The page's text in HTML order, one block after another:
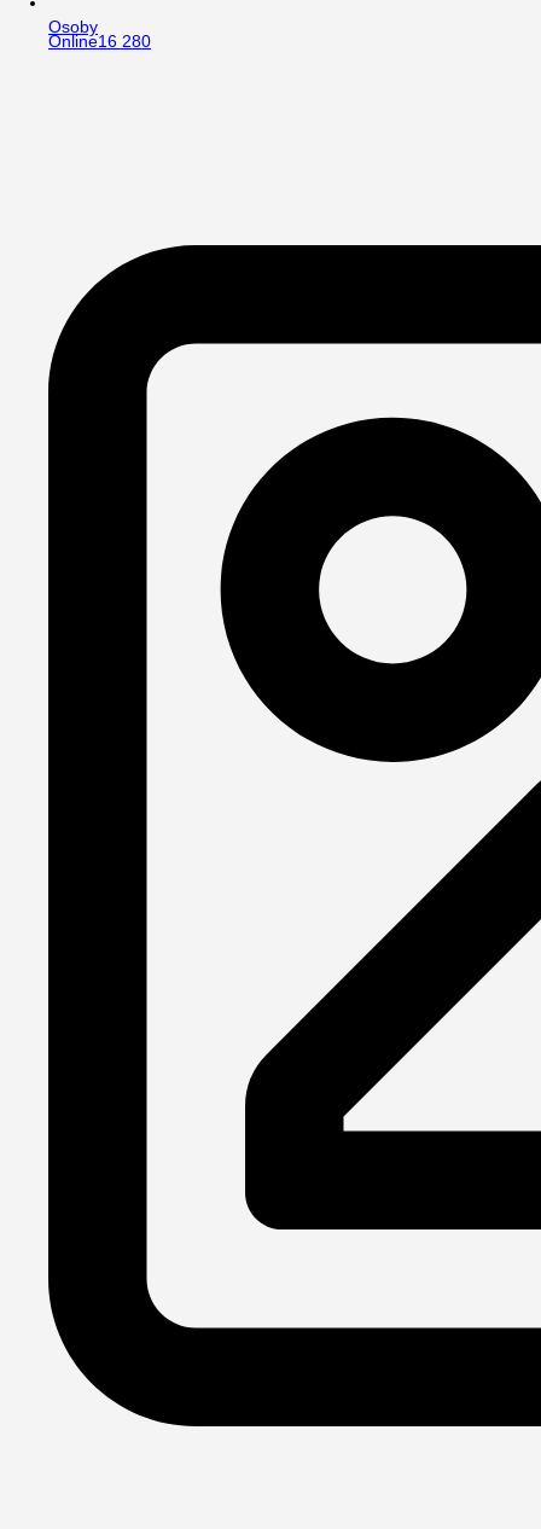
Osoby
Online16 280